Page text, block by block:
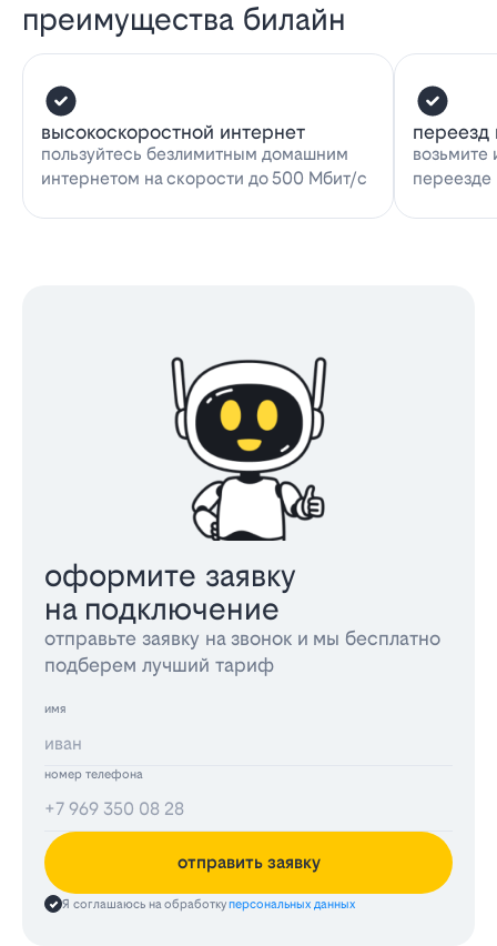
преимущества билайн
высокоскоростной интернет
пользуйтесь безлимитным домашним
интернетом на скорости до 500 Мбит/с
переезд
возьмите
переезде
оформите заявку
на подключение
отправьте заявку на звонок и мы бесплатно
подберем лучший тариф
имя
номер телефона
отправить заявку
Я соглашаюсь на обработкуперсональных данных